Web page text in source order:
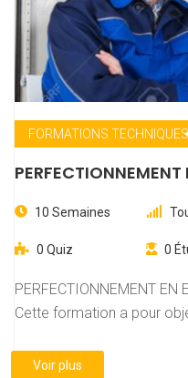
FORMATIONS TECHNIQUES
PERFECTIONNEMENT
10 Semaines
0 Quiz 0
PERFECTIONNEMENT EN
Cette formation a pour
Voir plus